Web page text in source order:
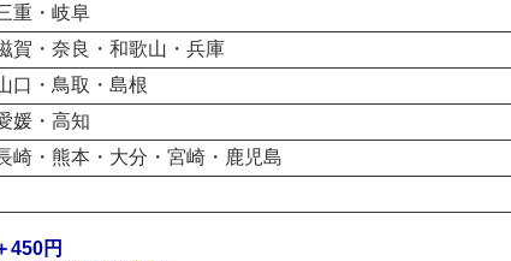
重・岐阜
賀・奈良・和歌山・兵庫
口・鳥取・島根
媛・高知
崎・熊本・大分・宮崎・鹿児島
450円